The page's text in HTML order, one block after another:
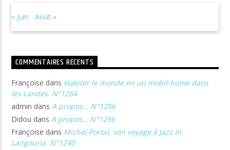
« Juin Août »
COMMENTAIRES RÉCENTS
Françoise dans Habiter le monde en un mobil-home dans
les Landes. N°1264
admin dansA propos… N°1256
Didou dansA propos… N°1256
Françoise dans Michel Portal, son voyage à Jazz In
Langourla. N°1240